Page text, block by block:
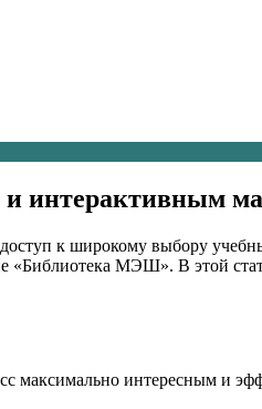
и интерактивным
к широкому выбору
«Библиотека МЭШ». В этой
максимально интересным и